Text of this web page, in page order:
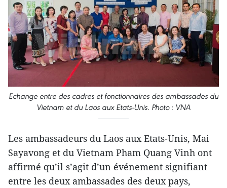
Echange entre des cadres et fonctionnaires des ambassades du
Vietnam et du Laos aux Etats-Unis. Photo : VNA
Les ambassadeurs du Laos aux Etats-Unis, Mai
Sayavong et du Vietnam Pham Quang Vinh ont
affirmé qu’il s’agit d’un événement signifiant
entre les deux ambassades des deux pays,